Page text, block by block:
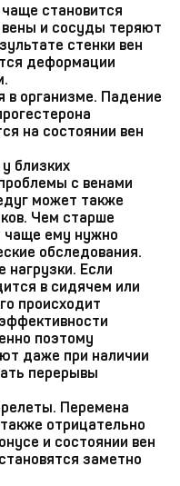
становится
и сосуды теряют
стенки вен
деформации
в организме. Падение
на состоянии вен
близких
с венами
может также
Чем старше
чаще ему нужно
обследования.
нагрузки. Если
в сидячем или
происходит
поэтому
даже при наличии
перерывы
Перемена
отрицательно
и состоянии вен
заметно